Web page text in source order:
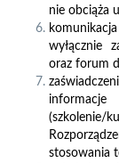
nie obciąża
wyłącznie
oraz forum
stosowania